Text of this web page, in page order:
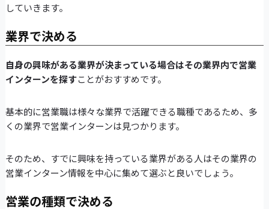
していきます。
業界で決める
自身の興味がある業界が決まっている場合はその業界内で営業
インターンを探すことがおすすめです。
基本的に営業職は様々な業界で活躍できる職種であるため、多
くの業界で営業インターンは見つかります。
そのため、すでに興味を持っている業界がある人はその業界の
営業インターン情報を中心に集めて選ぶと良いでしょう。
営業の種類で決める